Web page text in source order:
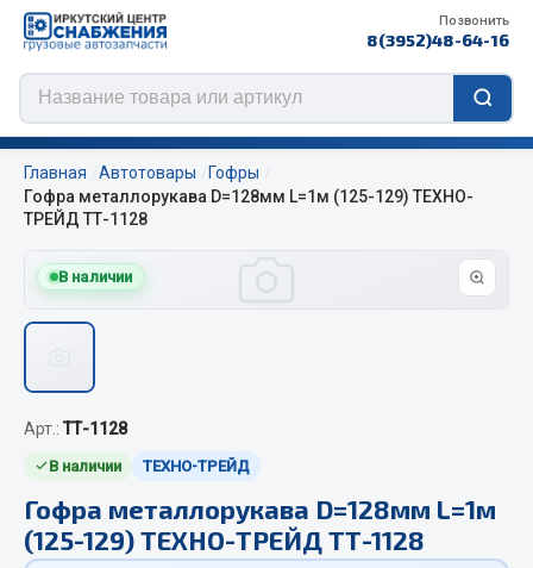
Позвонить
8(3952)48-64-16
ЦЕПИ РОССИЯ
Изготовление цепей на колеса BOHU
QITONG
Весь раздел
Отопители салона, подогреватели
Главная Автотовары
Гофры
Гофра металлорукава D=128мм L=1м (125-129) ТЕХНО-
ТРЕЙД ТТ-1128
В наличии
Арт.: ТТ-1128
В наличии ТЕХНО-ТРЕЙД
Гофра металлорукава D=128мм L=1м
(125-129) ТЕХНО-ТРЕЙД ТТ-1128